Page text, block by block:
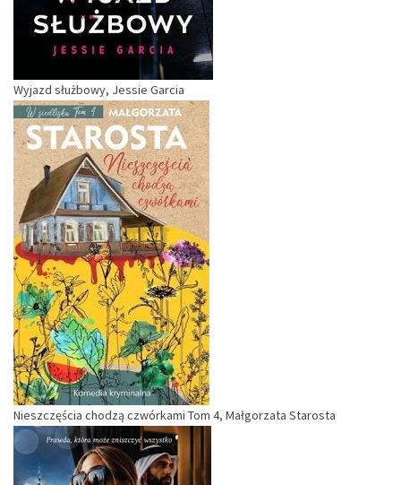
Wyjazd służbowy, Jessie Garcia
Nieszczęścia chodzą czwórkami Tom 4, Małgorzata Starosta